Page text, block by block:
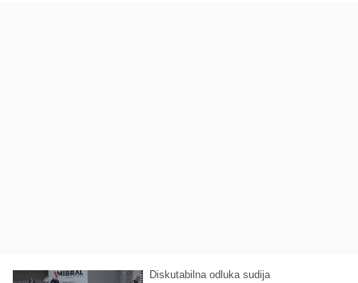
Diskutabilna odluka sudija